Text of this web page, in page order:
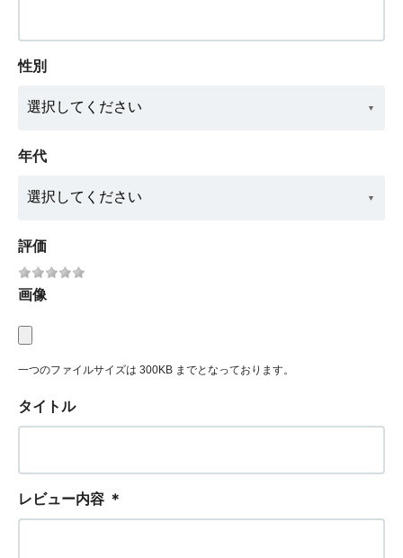
性別
年代
評価
画像
一つのファイルサイズは 300KB までとなっております。
タイトル
レビュー内容 ＊